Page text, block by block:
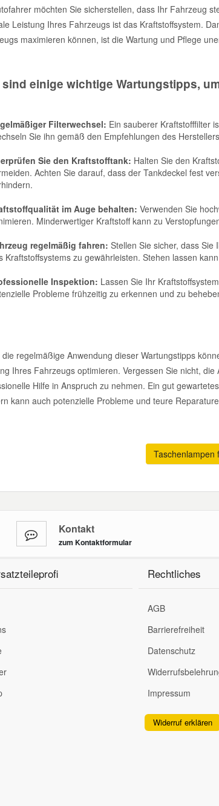
möchten Sie sicherstellen, dass Ihr Fahrzeug
Leistung Ihres Fahrzeugs ist das Kraftstoffsystem.
maximieren können, ist die Wartung und Pflege
sind einige wichtige Wartungstipps,
Filterwechsel: Ein sauberer Kraftstofffilter
Sie ihn gemäß den Empfehlungen des
Sie den Kraftstofftank: Halten Sie den
Achten Sie darauf, dass der Tankdeckel fest
im Auge behalten: Verwenden Sie
Minderwertiger Kraftstoff kann zu
regelmäßig fahren: Stellen Sie sicher, dass
Kraftstoffsystems zu gewährleisten. Stehen lassen
Inspektion: Lassen Sie Ihr
Probleme frühzeitig zu erkennen und zu
die regelmäßige Anwendung dieser Wartungstipps
Ihres Fahrzeugs optimieren. Vergessen Sie nicht,
Hilfe in Anspruch zu nehmen. Ein gut
kann auch potenzielle Probleme und teure
Kontakt
zum Kontaktformular
Rechtliches
AGB
Barrierefreiheit
Datenschutz
Impressum
Widerruf erklären